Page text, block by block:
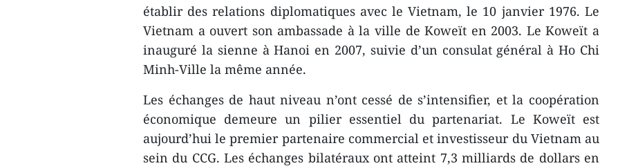
établir des relations diplomatiques avec le Vietnam, le 10 janvier 1976. Le
Vietnam a ouvert son ambassade à la ville de Koweït en 2003. Le Koweït a
inauguré la sienne à Hanoi en 2007, suivie d’un consulat général à Ho Chi
Minh-Ville la même année.
Les échanges de haut niveau n’ont cessé de s’intensifier, et la coopération
économique demeure un pilier essentiel du partenariat. Le Koweït est
aujourd’hui le premier partenaire commercial et investisseur du Vietnam au
sein du CCG. Les échanges bilatéraux ont atteint 7,3 milliards de dollars en